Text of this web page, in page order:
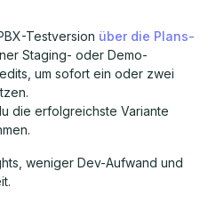
Testversion über die Plans-
Staging- oder Demo-
um sofort ein oder zwei
die erfolgreichste Variante
weniger Dev-Aufwand und